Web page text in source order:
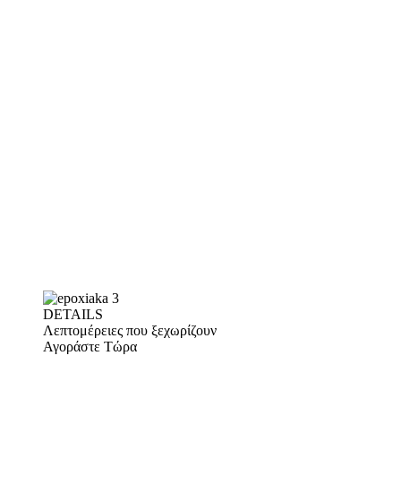
DETAILS
Λεπτομέρειες που ξεχωρίζουν
Αγοράστε Τώρα